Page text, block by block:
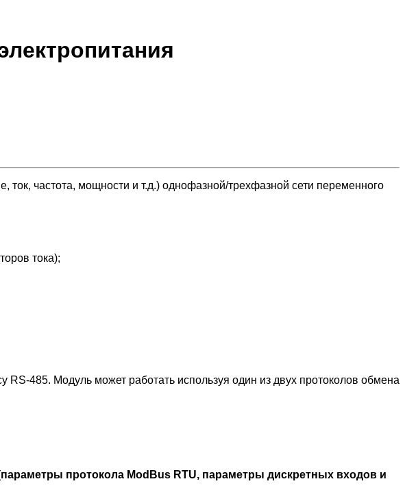
ток, частота, мощности и т.д.) однофазной/трехфазной сети переменного
тока);
485. Модуль может работать используя один из двух протоколов обмена
протокола ModBus RTU, параметры дискретных входов и